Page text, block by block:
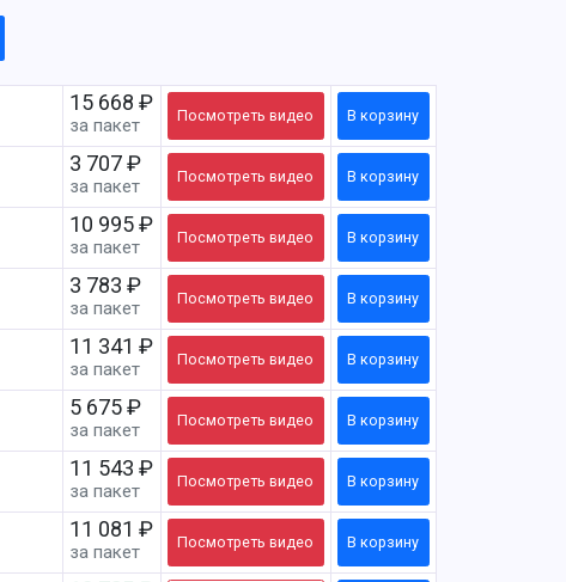
15 668 ₽
за пакет Посмотреть видео В корзину
3 707 ₽
за пакет Посмотреть видео В корзину
10 995 ₽
за пакет Посмотреть видео В корзину
3 783 ₽
за пакет Посмотреть видео В корзину
11 341 ₽
за пакет Посмотреть видео В корзину
5 675 ₽
за пакет Посмотреть видео В корзину
11 543 ₽
за пакет Посмотреть видео В корзину
11 081 ₽
за пакет Посмотреть видео В корзину